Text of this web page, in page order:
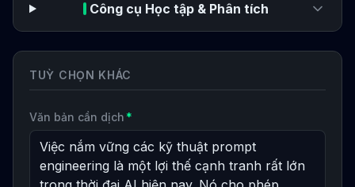
Công cụ Học tập & Phân tích
TUỲ CHỌN KHÁC
Văn bản cần dịch *